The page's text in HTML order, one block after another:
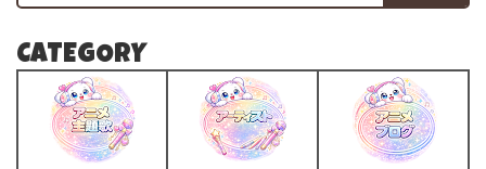
CATEGORY